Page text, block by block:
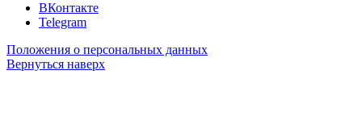
ВКонтакте
Telegram
Положения о персональных данных
Вернуться наверх